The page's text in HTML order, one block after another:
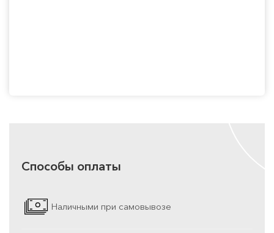
Способы оплаты
Наличными при самовывозе